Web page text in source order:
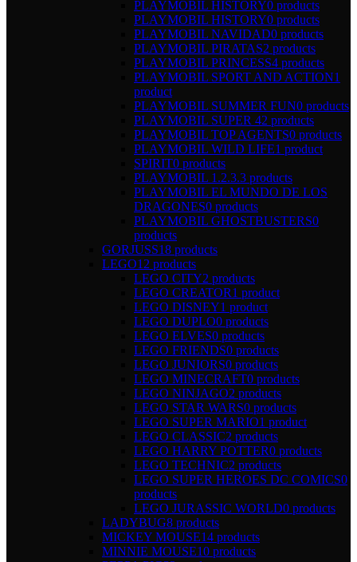
PLAYMOBIL HISTORY0 products
PLAYMOBIL HISTORY0 products
PLAYMOBIL NAVIDAD0 products
PLAYMOBIL PIRATAS2 products
PLAYMOBIL PRINCESS4 products
PLAYMOBIL SPORT AND ACTION1
product
PLAYMOBIL SUMMER FUN0 products
PLAYMOBIL SUPER 42 products
PLAYMOBIL TOP AGENTS0 products
PLAYMOBIL WILD LIFE1 product
SPIRIT0 products
PLAYMOBIL 1.2.3.3 products
PLAYMOBIL EL MUNDO DE LOS
DRAGONES0 products
PLAYMOBIL GHOSTBUSTERS0
products
GORJUSS18 products
LEGO12 products
LEGO CITY2 products
LEGO CREATOR1 product
LEGO DISNEY1 product
LEGO DUPLO0 products
LEGO ELVES0 products
LEGO FRIENDS0 products
LEGO JUNIORS0 products
LEGO MINECRAFT0 products
LEGO NINJAGO2 products
LEGO STAR WARS0 products
LEGO SUPER MARIO1 product
LEGO CLASSIC2 products
LEGO HARRY POTTER0 products
LEGO TECHNIC2 products
LEGO SUPER HEROES DC COMICS0
products
LEGO JURASSIC WORLD0 products
LADYBUG8 products
MICKEY MOUSE14 products
MINNIE MOUSE10 products